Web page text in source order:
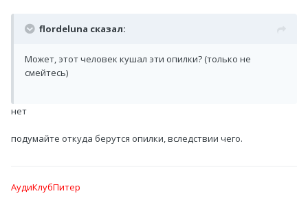
flordeluna сказал:
Может, этот человек кушал эти опилки? (только не
смейтесь)
нет
подумайте откуда берутся опилки, вследствии чего.
АудиКлубПитер